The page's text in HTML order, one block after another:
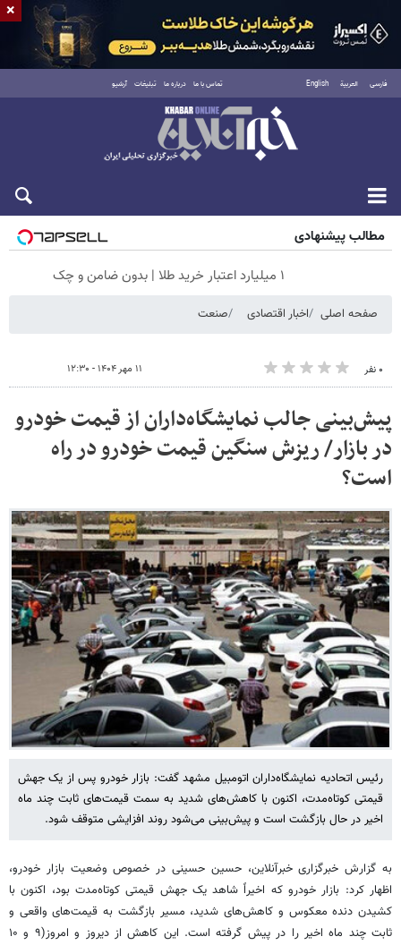
فارسی العربية English تماس با ما درباره ما تبلیغات آرشیو
جمعه ۱۶ مرداد ۱۴۰۵
مطالب پیشنهادی
۱ میلیارد اعتبار خرید طلا | بدون ضامن و چک
صفحه اصلی اخبار اقتصادی صنعت
۰ نفر ۱۱ مهر ۱۴۰۴ - ۱۲:۳۰
پیش‌بینی جالب نمایشگاه‌داران از قیمت خودرو
در بازار/ ریزش سنگین قیمت خودرو در راه
است؟
رئیس اتحادیه نمایشگاه‌داران اتومبیل مشهد گفت: بازار خودرو پس از یک جهش
قیمتی کوتاه‌مدت، اکنون با کاهش‌های شدید به سمت قیمت‌های ثابت چند ماه
اخیر در حال بازگشت است و پیش‌بینی می‌شود روند افزایشی متوقف شود.
به گزارش خبرگزاری خبرآنلاین، حسین حسینی در خصوص وضعیت بازار خودرو،
اظهار کرد: بازار خودرو که اخیراً شاهد یک جهش قیمتی کوتاه‌مدت بود، اکنون با
کشیدن دنده معکوس و کاهش‌های شدید، مسیر بازگشت به قیمت‌های واقعی و
ثابت چند ماه اخیر را در پیش گرفته است. این کاهش از دیروز و امروز(۹ و ۱۰
×